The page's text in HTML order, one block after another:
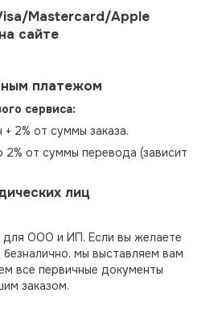
Mastercard/Apple
сайте
платежом
сервиса:
+ 2% от суммы заказа.
2% от суммы перевода (зависит
лиц
для ООО и ИП. Если вы желаете
безналично, мы выставляем вам
все первичные документы
заказом.